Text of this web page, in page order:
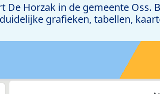
Horzak in de gemeente Oss.
grafieken, tabellen,